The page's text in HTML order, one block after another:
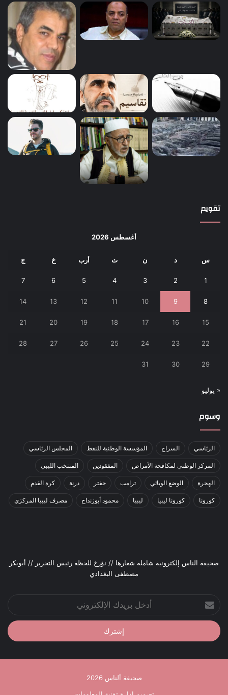
تقويم
أغسطس 2026
س د ن ث أرب خ ج
1
2
3
4
5
6
7
8
9
10
11
12
13
14
15
16
17
18
19
20
21
22
23
24
25
26
27
28
29
30
31
« يوليو
وسوم
الرئاسي السراج المؤسسة الوطنية للنفط المجلس الرئاسي
المركز الوطني لمكافحة الأمراض المفقودين المنتخب الليبي
الهجرة الوضع الوبائي ترامب حفتر درنة كرة القدم
كورونا كورونا ليبيا ليبيا محمود أبوزنداح مصرف ليبيا المركزي
صحيقة الناس إلكترونية شاملة شعارها // نؤرخ للحظة رئيس التحرير // أبوبكر
مصطفى البغدادي
بريدك
الإلكتروني
صحيفة ألناس 2026